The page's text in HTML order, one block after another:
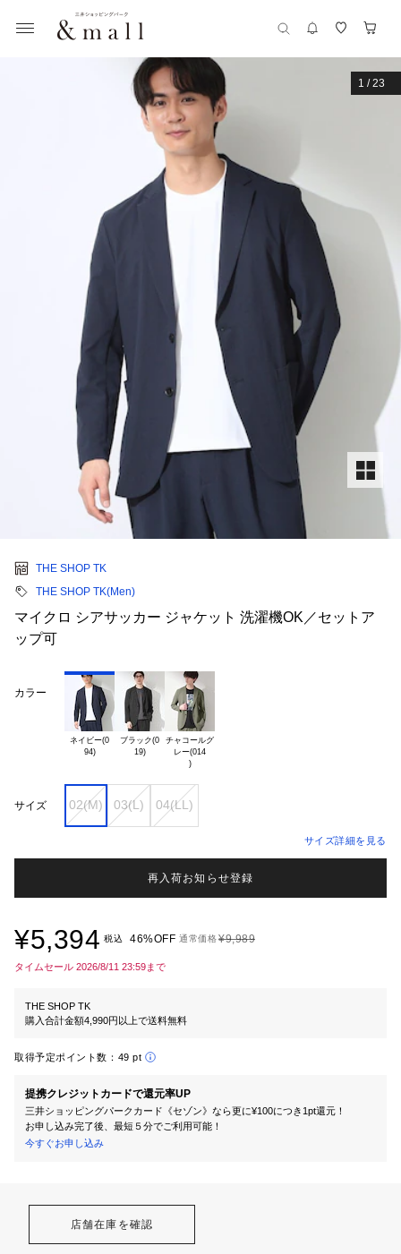
1 /23
THE SHOP TK
THE SHOP TK(Men)
マイクロ シアサッカー ジャケット 洗濯機OK／セットア
ップ可
カラー
ネイビー(0
94)
ブラック(0
19)
チャコールグ
レー(014
)
サイズ 02(M) 03(L) 04(LL)
サイズ詳細を見る
再入荷お知らせ登録
¥5,394 税込 46%OFF 通常価格¥9,989
タイムセール 2026/8/11 23:59まで
THE SHOP TK
購入合計金額4,990円以上で送料無料
取得予定ポイント数： 49 pt
提携クレジットカードで還元率UP
三井ショッピングパークカード《セゾン》なら更に¥100につき1pt還元！
お申し込み完了後、最短５分でご利用可能！
今すぐお申し込み
店舗在庫を確認